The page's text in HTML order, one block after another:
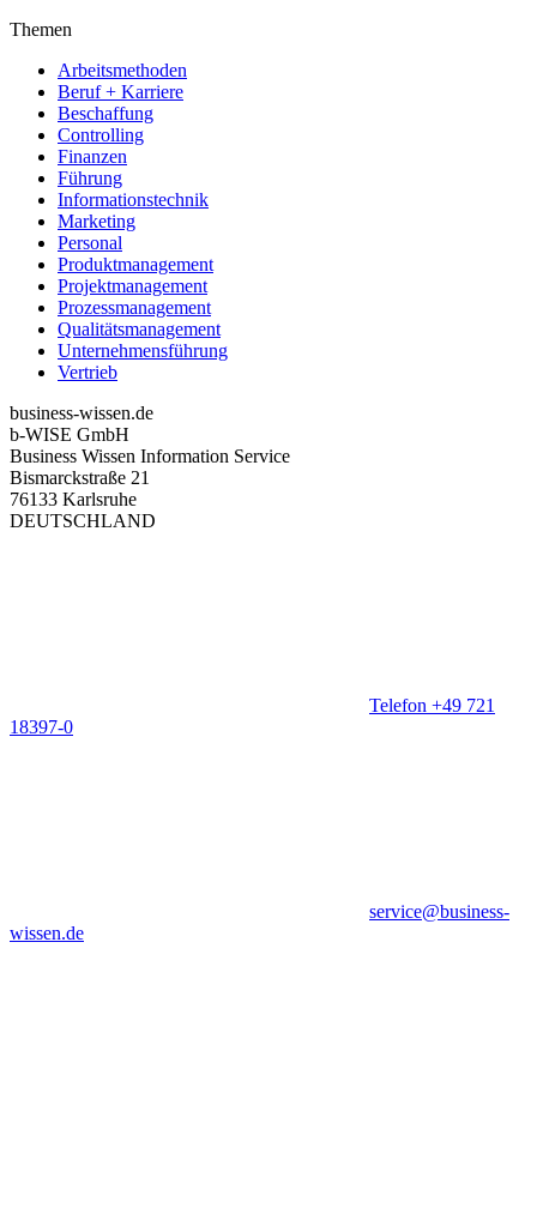
Themen
Arbeitsmethoden
Beruf + Karriere
Beschaffung
Controlling
Finanzen
Führung
Informationstechnik
Marketing
Personal
Produktmanagement
Projektmanagement
Prozessmanagement
Qualitätsmanagement
Unternehmensführung
Vertrieb
business-wissen.de
b-WISE GmbH
Business Wissen Information Service
Bismarckstraße 21
76133 Karlsruhe
DEUTSCHLAND
Telefon +49 721
18397-0
service@business-
wissen.de